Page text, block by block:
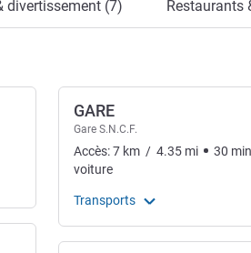
divertissement (7) Restaurants
GARE
Gare S.N.C.F.
Accès:7 km / 4.35 mi 30 min
voiture
Transports